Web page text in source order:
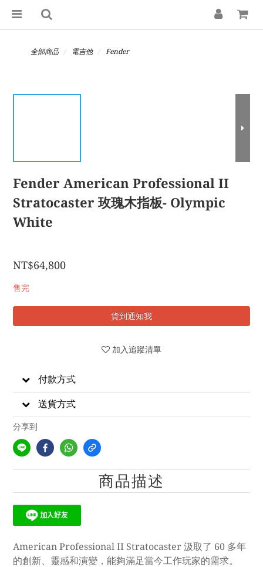
全部商品 電吉他 Fender
Fender American Professional II
Stratocaster 玫瑰木指板- Olympic
White
NT$64,800
售完
貨到通知我
加入追蹤清單
付款方式
送貨方式
分享到
商品描述
American Professional II Stratocaster 汲取了 60 多年
的創新、靈感和演變，能夠滿足當今工作玩家的需求。